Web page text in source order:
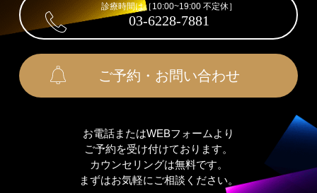
診療時間は［10:00~19:00 不定休］
03-6228-7881
ご予約・お問い合わせ
お電話またはWEBフォームより
ご予約を受け付けております。
カウンセリングは無料です。
まずはお気軽にご相談ください。